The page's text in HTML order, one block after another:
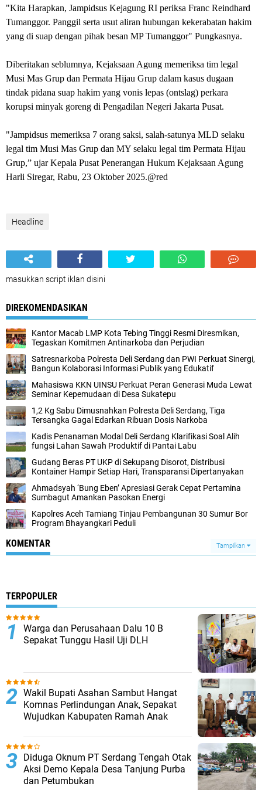
"Kita Harapkan, Jampidsus Kejagung RI periksa Franc Reindhard
Tumanggor. Panggil serta usut aliran hubungan kekerabatan hakim
yang di suap dengan pihak besan MP Tumanggor" Pungkasnya.
Diberitakan seblumnya, Kejaksaan Agung memeriksa tim legal
Musi Mas Grup dan Permata Hijau Grup dalam kasus dugaan
tindak pidana suap hakim yang vonis lepas (ontslag) perkara
korupsi minyak goreng di Pengadilan Negeri Jakarta Pusat.
"Jampidsus memeriksa 7 orang saksi, salah-satunya MLD selaku
legal tim Musi Mas Grup dan MY selaku legal tim Permata Hijau
Grup,” ujar Kepala Pusat Penerangan Hukum Kejaksaan Agung
Harli Siregar, Rabu, 23 Oktober 2025.@red
Headline
masukkan script iklan disini
DIREKOMENDASIKAN
Kantor Macab LMP Kota Tebing Tinggi Resmi Diresmikan,
Tegaskan Komitmen Antinarkoba dan Perjudian
Satresnarkoba Polresta Deli Serdang dan PWI Perkuat Sinergi,
Bangun Kolaborasi Informasi Publik yang Edukatif
Mahasiswa KKN UINSU Perkuat Peran Generasi Muda Lewat
Seminar Kepemudaan di Desa Sukatepu
1,2 Kg Sabu Dimusnahkan Polresta Deli Serdang, Tiga
Tersangka Gagal Edarkan Ribuan Dosis Narkoba
Kadis Penanaman Modal Deli Serdang Klarifikasi Soal Alih
fungsi Lahan Sawah Produktif di Pantai Labu
Gudang Beras PT UKP di Sekupang Disorot, Distribusi
Kontainer Hampir Setiap Hari, Transparansi Dipertanyakan
Ahmadsyah ‘Bung Eben’ Apresiasi Gerak Cepat Pertamina
Sumbagut Amankan Pasokan Energi
Kapolres Aceh Tamiang Tinjau Pembangunan 30 Sumur Bor
Program Bhayangkari Peduli
KOMENTAR Tampilkan
TERPOPULER
Warga dan Perusahaan Dalu 10 B
Sepakat Tunggu Hasil Uji DLH
Wakil Bupati Asahan Sambut Hangat
Komnas Perlindungan Anak, Sepakat
Wujudkan Kabupaten Ramah Anak
Diduga Oknum PT Serdang Tengah Otak
Aksi Demo Kepala Desa Tanjung Purba
dan Petumbukan